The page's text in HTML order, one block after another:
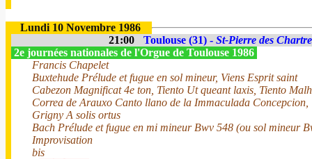
Lundi 10 Novembre 1986
21:00
Toulouse (31) - St-Pierre des
2e journées nationales de l'Orgue de Toulouse 1986
Francis Chapelet
Buxtehude Prélude et fugue en sol mineur, Viens Esprit saint
Cabezon Magnificat 4e ton, Tiento Ut queant laxis, Tiento
Correa de Arauxo Canto llano de la Immaculada Concepcion,
Grigny A solis ortus
Bach Prélude et fugue en mi mineur Bwv 548 (ou sol mineur
Improvisation
bis